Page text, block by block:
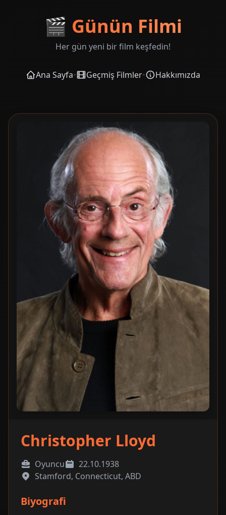
🎬 Günün Filmi
Her gün yeni bir film keşfedin!
Ana Sayfa• Geçmiş Filmler• Hakkımızda
Christopher Lloyd
Oyuncu
22.10.1938
Stamford, Connecticut, ABD
Biyografi